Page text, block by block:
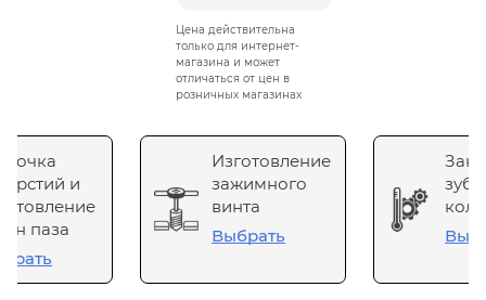
Цена действительна
только для интернет-
магазина и может
отличаться от цен в
розничных магазинах
и
паза
Изготовление
зажимного
винта
Выбрать